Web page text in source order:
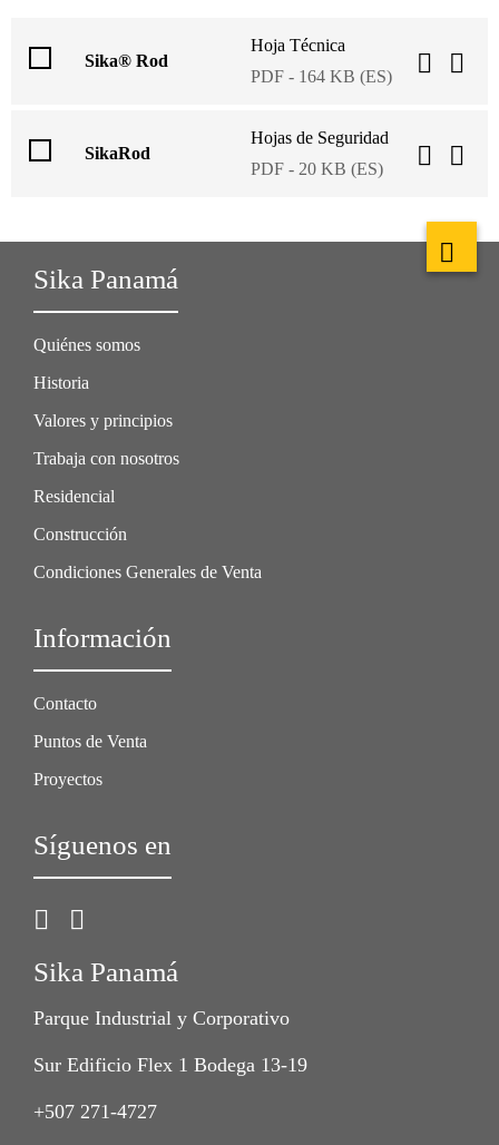
Sika® Rod
Hoja Técnica
PDF - 164 KB (ES)
SikaRod
Hojas de Seguridad
PDF - 20 KB (ES)
Sika Panamá
Quiénes somos
Historia
Valores y principios
Trabaja con nosotros
Residencial
Construcción
Condiciones Generales de Venta
Información
Contacto
Puntos de Venta
Proyectos
Síguenos en
Sika Panamá
Parque Industrial y Corporativo
Sur Edificio Flex 1 Bodega 13-19
+507 271-4727